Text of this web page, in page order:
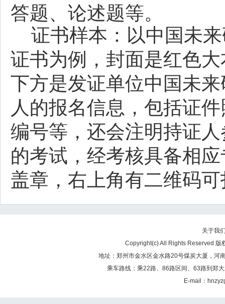
答题、论述题等。
证书样本：以中国未
证书为例，封面是红色
下方是发证单位中国未
人的报名信息，包括证
编号等，还会注明持证
的考试，经考核具备相
盖章，右上角有二维码
关于我
Copyright(c) All Rights Reserved 版
地址：郑州市金水区金水路20号煤炭大厦，河
乘车路线：乘22路、86路区间、63路到郑
E-mail：